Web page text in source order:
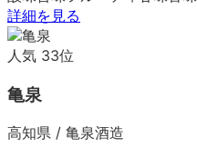
詳細を見る
人気 33位
亀泉
高知県 / 亀泉酒造